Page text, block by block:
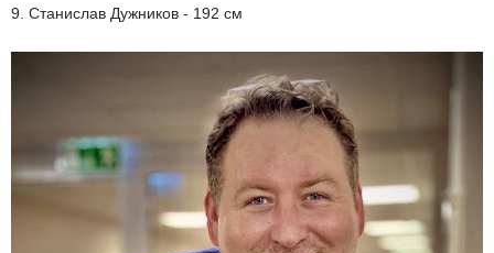
9. Станислав Дужников - 192 см